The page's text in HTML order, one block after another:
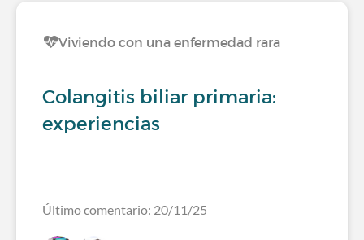
Viviendo con una enfermedad rara
Colangitis biliar primaria:
experiencias
Último comentario: 20/11/25